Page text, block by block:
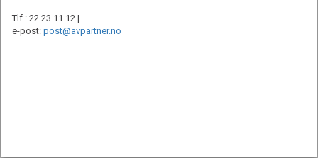
Tlf.: 22 23 11 12 |
e-post: post@avpartner.no